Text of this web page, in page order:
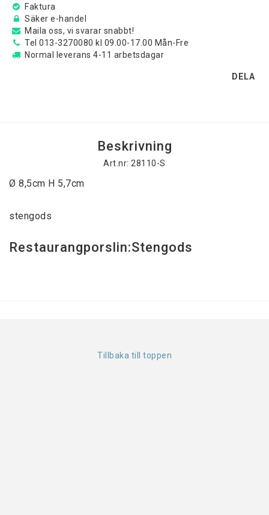
Faktura
Säker e-handel
Maila oss, vi svarar snabbt!
Tel 013-3270080 kl 09.00-17.00 Mån-Fre
Normal leverans 4-11 arbetsdagar
DELA
Beskrivning
Art.nr: 28110-S
Ø 8,5cm H 5,7cm
stengods
Restaurangporslin:Stengods
Tillbaka till toppen